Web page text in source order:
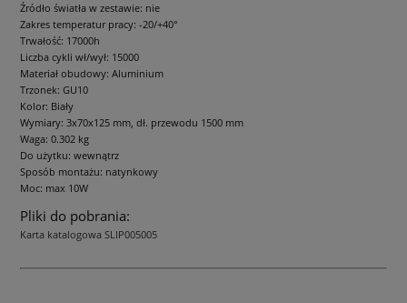
Źródło światła w zestawie: nie
Zakres temperatur pracy: -20/+40°
Trwałość: 17000h
Liczba cykli wł/wył: 15000
Materiał obudowy: Aluminium
Trzonek: GU10
Kolor: Biały
Wymiary: 3x70x125 mm, dł. przewodu 1500 mm
Waga: 0.302 kg
Do użytku: wewnątrz
Sposób montażu: natynkowy
Moc: max 10W
Pliki do pobrania:
Karta katalogowa SLIP005005